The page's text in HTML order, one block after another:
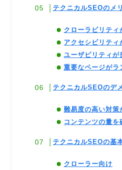
テクニカルSEOのメ
クローラビリティ
アクセシビリティ
ユーザビリティが
重要なページがラ
テクニカルSEOのデ
難易度の高い対策
コンテンツの量を
テクニカルSEOの基
クローラー向け